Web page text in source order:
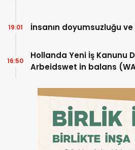
İnsanın doyumsuzluğu ve
19:01
Hollanda Yeni İş Kanunu
Arbeidswet in balans
16:50